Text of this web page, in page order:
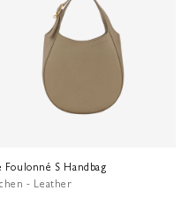
Foulonné S Handbag
- Leather